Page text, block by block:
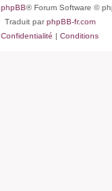
phpBB® Forum Software ©
Traduit parphpBB-fr.com
Confidentialité | Conditions